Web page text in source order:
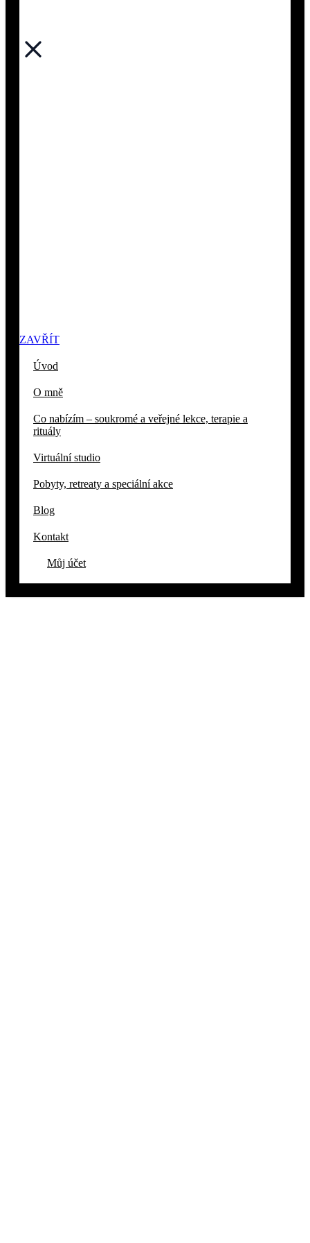
ZAVŘÍT
Úvod
O mně
Co nabízím – soukromé a veřejné lekce, terapie a
rituály
Virtuální studio
Pobyty, retreaty a speciální akce
Blog
Kontakt
Můj účet